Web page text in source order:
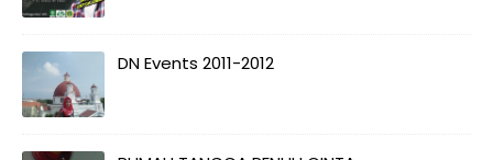
DN Events 2011-2012